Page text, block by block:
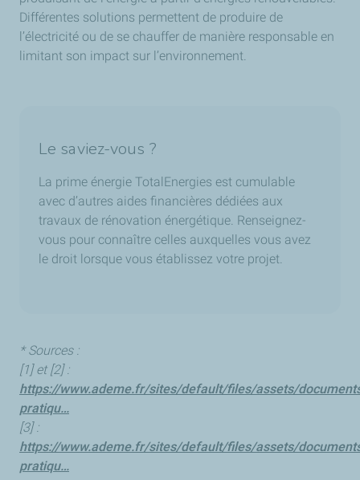
Différentes solutions permettent de produire de
l’électricité ou de se chauffer de manière responsable en
limitant son impact sur l’environnement.
Le saviez-vous ?
La prime énergie TotalEnergies est cumulable
avec d’autres aides financières dédiées aux
travaux de rénovation énergétique. Renseignez-
vous pour connaître celles auxquelles vous avez
le droit lorsque vous établissez votre projet.
* Sources :
[1] et [2] :
https://www.ademe.fr/sites/default/files/assets/
pratiqu…
[3] :
https://www.ademe.fr/sites/default/files/assets/
pratiqu…